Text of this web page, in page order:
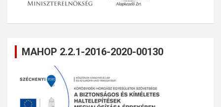
MAHOP 2.2.1-2016-2020-00130